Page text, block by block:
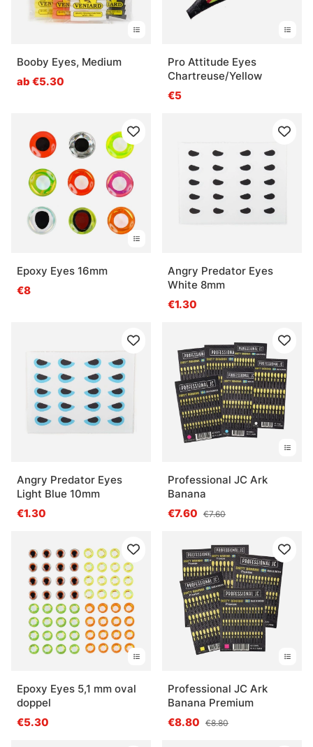
Booby Eyes, Medium
ab €5.30
Pro Attitude Eyes
Chartreuse/Yellow
€5
Epoxy Eyes 16mm
€8
Angry Predator Eyes
White 8mm
€1.30
Angry Predator Eyes
Light Blue 10mm
€1.30
Professional JC Ark
Banana
€7.60 €7.60
Epoxy Eyes 5,1 mm oval
doppel
€5.30
Professional JC Ark
Banana Premium
€8.80 €8.80